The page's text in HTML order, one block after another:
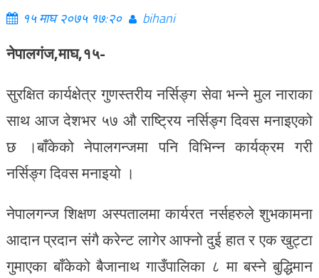
१५ माघ २०७५ १७:२० bihani
नेपालगंज,माघ,१५-
सुरक्षित कार्यक्षेत्र गुणस्तरीय नर्सिङ्ग सेवा भन्ने मुल नाराका
साथ आज देशभर ५७ औ राष्ट्रिय नर्सिङ्ग दिवस मनाइएको
छ ।बाँकेको नेपालगन्जमा पनि विभिन्न कार्यक्रम गरी
नर्सिङ्ग दिवस मनाइयो ।
नेपालगन्ज शिक्षण अस्पतालमा कार्यरत नर्सहरुले शुभकामना
आदान प्रदान संगै करेन्ट लागेर आफ्नो दुई हात र एक खुट्टा
गुमाएका बाँकेको बैजानाथ गाउँपालिका ८ मा बस्ने बुद्धिमान